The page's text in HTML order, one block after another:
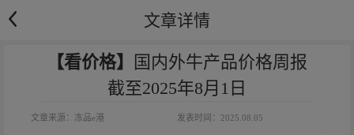
文章详情
【看价格】
国内外牛产品价格周报
截至2025年8月1日
文章来源： 冻品e港 发表时间： 2025.08.05